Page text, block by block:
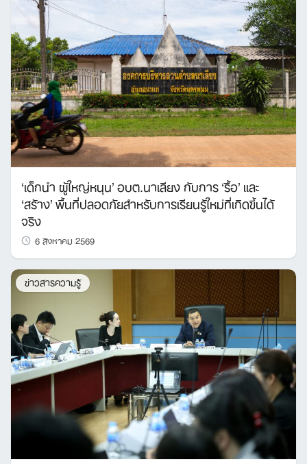
‘เด็กนำ ผู้ใหญ่หนุน’ อบต.นาเลียง กับการ ‘รื้อ’ และ
‘สร้าง’ พื้นที่ปลอดภัยสำหรับการเรียนรู้ใหม่ที่เกิดขึ้นได้
จริง
6 สิงหาคม 2569
ข่าวสารความรู้